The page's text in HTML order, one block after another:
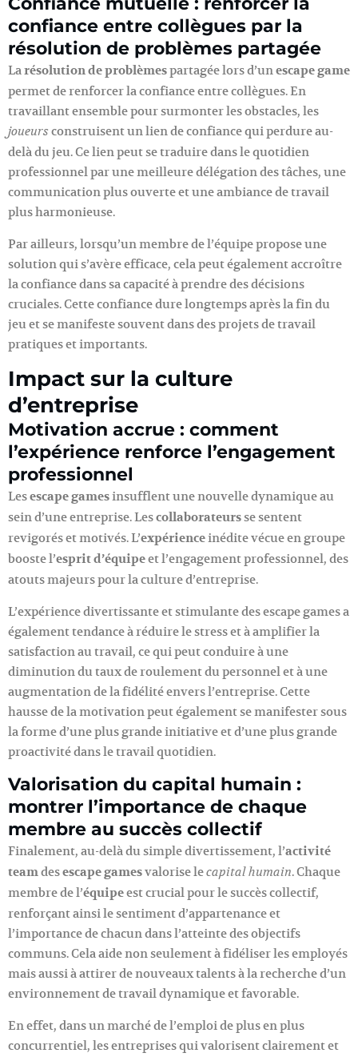
confiance entre collègues par la
résolution de problèmes partagée
Larésolution de problèmespartagée lors d’unescape game
permet de renforcer la confiance entre collègues. En
travaillant ensemble pour surmonter les obstacles, les
joueurs construisent un lien de confiance qui perdure au-
delà du jeu. Ce lien peut se traduire dans le quotidien
professionnel par une meilleure délégation des tâches, une
communication plus ouverte et une ambiance de travail
plus harmonieuse.
Par ailleurs, lorsqu’un membre de l’équipe propose une
solution qui s’avère efficace, cela peut également accroître
la confiance dans sa capacité à prendre des décisions
cruciales. Cette confiance dure longtemps après la fin du
jeu et se manifeste souvent dans des projets de travail
pratiques et importants.
Impact sur la culture
d’entreprise
Motivation accrue : comment
l’expérience renforce l’engagement
professionnel
Lesescape gamesinsufflent une nouvelle dynamique au
sein d’une entreprise. Lescollaborateursse sentent
revigorés et motivés. L’expérienceinédite vécue en groupe
booste l’esprit d’équipeet l’engagement professionnel, des
atouts majeurs pour la culture d’entreprise.
L’expérience divertissante et stimulante des escape games a
également tendance à réduire le stress et à amplifier la
satisfaction au travail, ce qui peut conduire à une
diminution du taux de roulement du personnel et à une
augmentation de la fidélité envers l’entreprise. Cette
hausse de la motivation peut également se manifester sous
la forme d’une plus grande initiative et d’une plus grande
proactivité dans le travail quotidien.
Valorisation du capital humain :
montrer l’importance de chaque
membre au succès collectif
Finalement, au-delà du simple divertissement, l’activité
teamdesescape gamesvalorise lecapital humain. Chaque
membre de l’équipeest crucial pour le succès collectif,
renforçant ainsi le sentiment d’appartenance et
l’importance de chacun dans l’atteinte des objectifs
communs. Cela aide non seulement à fidéliser les employés
mais aussi à attirer de nouveaux talents à la recherche d’un
environnement de travail dynamique et favorable.
En effet, dans un marché de l’emploi de plus en plus
concurrentiel, les entreprises qui valorisent clairement et